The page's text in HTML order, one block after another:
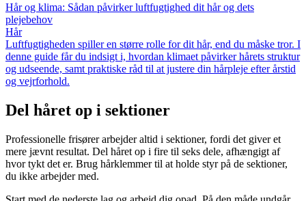
Hår og klima: Sådan påvirker luftfugtighed dit hår og dets
plejebehov
Hår
Luftfugtigheden spiller en større rolle for dit hår, end du måske tror. I
denne guide får du indsigt i, hvordan klimaet påvirker hårets struktur
og udseende, samt praktiske råd til at justere din hårpleje efter årstid
og vejrforhold.
Del håret op i sektioner
Professionelle frisører arbejder altid i sektioner, fordi det giver et
mere jævnt resultat. Del håret op i fire til seks dele, afhængigt af
hvor tykt det er. Brug hårklemmer til at holde styr på de sektioner,
du ikke arbejder med.